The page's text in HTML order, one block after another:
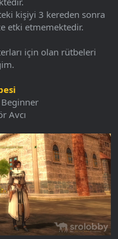
kişiyi 3 kereden sonra
etki etmemektedir.
için olan rütbeleri
Avcı